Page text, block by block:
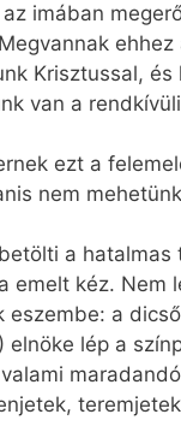
imában
ehhez
Krisztussal, és
van a
ezt a
nem
a hatalmas
emelt kéz. Nem
eszembe: a
elnöke lép a